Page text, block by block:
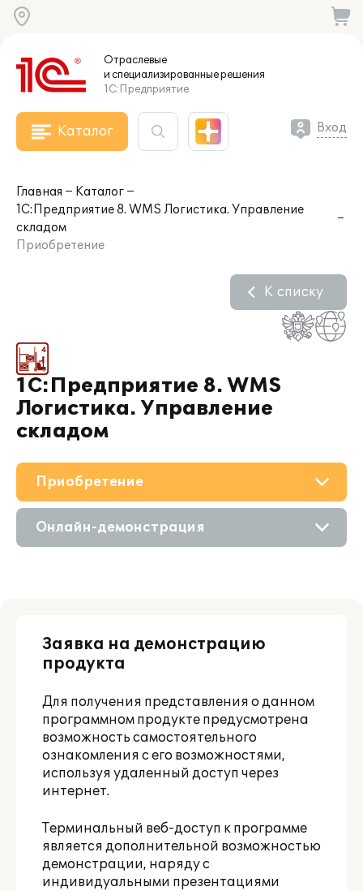
Отраслевые
и специализированныерешения
1С:Предприятие
Каталог Вход
Главная
Каталог
1С:Предприятие 8. WMS Логистика. Управление
складом
Приобретение
1С:Предприятие 8. WMS
Логистика. Управление
складом
К списку
О решении
Приобретение
Партнерам
Приобретение у партнера
Онлайн-демонстрация
Заявка на демонстрацию
продукта
Для получения представления о данном
программном продукте предусмотрена
возможность самостоятельного
ознакомления с его возможностями,
используя удаленный доступ через
интернет.
Терминальный веб-доступ к программе
является дополнительной возможностью
демонстрации, наряду с
индивидуальными презентациями